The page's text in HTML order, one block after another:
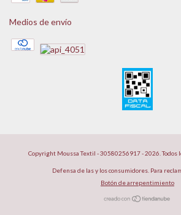
Medios de envío
Copyright Moussa Textil - 30580256917 - 2026. Todos
Defensa de las y los consumidores. Para
Botón de arrepentimiento